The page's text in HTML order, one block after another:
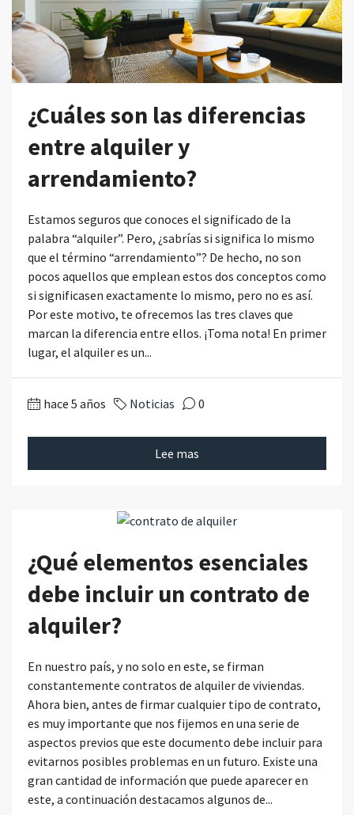
¿Cuáles son las diferencias
entre alquiler y
arrendamiento?
Estamos seguros que conoces el significado de la
palabra “alquiler”. Pero, ¿sabrías si significa lo mismo
que el término “arrendamiento”? De hecho, no son
pocos aquellos que emplean estos dos conceptos como
si significasen exactamente lo mismo, pero no es así.
Por este motivo, te ofrecemos las tres claves que
marcan la diferencia entre ellos. ¡Toma nota! En primer
lugar, el alquiler es un...
hace 5 años Noticias 0
Lee mas
¿Qué elementos esenciales
debe incluir un contrato de
alquiler?
En nuestro país, y no solo en este, se firman
constantemente contratos de alquiler de viviendas.
Ahora bien, antes de firmar cualquier tipo de contrato,
es muy importante que nos fijemos en una serie de
aspectos previos que este documento debe incluir para
evitarnos posibles problemas en un futuro. Existe una
gran cantidad de información que puede aparecer en
este, a continuación destacamos algunos de...